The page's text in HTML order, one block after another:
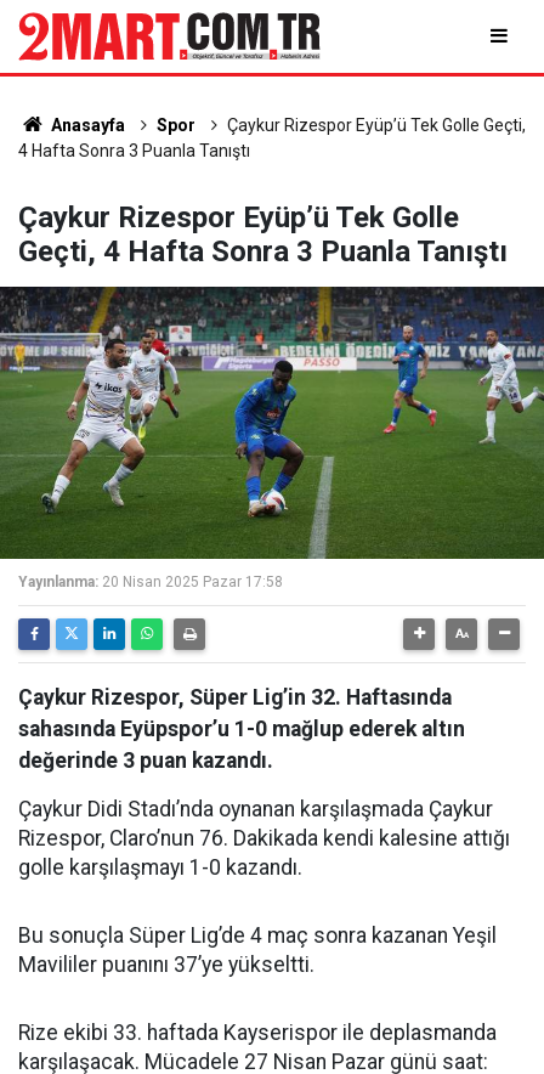
Anasayfa Spor
Çaykur Rizespor Eyüp’ü Tek Golle Geçti,
4 Hafta Sonra 3 Puanla Tanıştı
Çaykur Rizespor Eyüp’ü Tek Golle
Geçti, 4 Hafta Sonra 3 Puanla Tanıştı
Yayınlanma: 20 Nisan 2025 Pazar 17:58
Çaykur Rizespor, Süper Lig’in 32. Haftasında
sahasında Eyüpspor’u 1-0 mağlup ederek altın
değerinde 3 puan kazandı.
Çaykur Didi Stadı’nda oynanan karşılaşmada Çaykur
Rizespor, Claro’nun 76. Dakikada kendi kalesine attığı
golle karşılaşmayı 1-0 kazandı.
Bu sonuçla Süper Lig’de 4 maç sonra kazanan Yeşil
Mavililer puanını 37’ye yükseltti.
Rize ekibi 33. haftada Kayserispor ile deplasmanda
karşılaşacak. Mücadele 27 Nisan Pazar günü saat: